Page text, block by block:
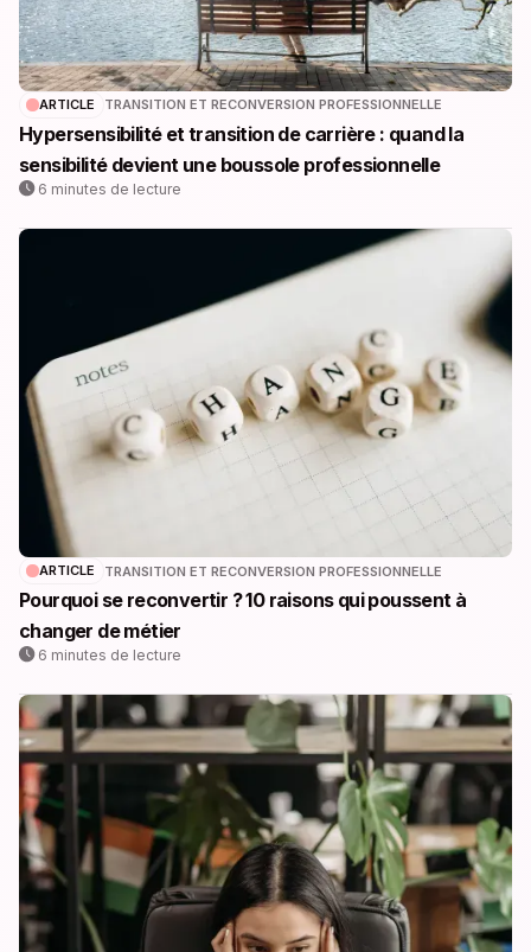
ARTICLE TRANSITION ET RECONVERSION PROFESSIONNELLE
Hypersensibilité et transition de carrière : quand la
sensibilité devient une boussole professionnelle
6 minutes de lecture
ARTICLE TRANSITION ET RECONVERSION PROFESSIONNELLE
Pourquoi se reconvertir ? 10 raisons qui poussent à
changer de métier
6 minutes de lecture